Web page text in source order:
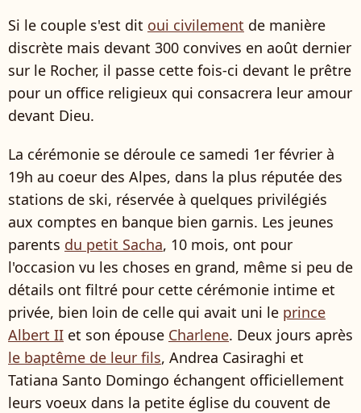
Si le couple s'est dit oui civilement de manière
discrète mais devant 300 convives en août dernier
sur le Rocher, il passe cette fois-ci devant le prêtre
pour un office religieux qui consacrera leur amour
devant Dieu.
La cérémonie se déroule ce samedi 1er février à
19h au coeur des Alpes, dans la plus réputée des
stations de ski, réservée à quelques privilégiés
aux comptes en banque bien garnis. Les jeunes
parents du petit Sacha, 10 mois, ont pour
l'occasion vu les choses en grand, même si peu de
détails ont filtré pour cette cérémonie intime et
privée, bien loin de celle qui avait uni le prince
Albert II et son épouse Charlene. Deux jours après
le baptême de leur fils, Andrea Casiraghi et
Tatiana Santo Domingo échangent officiellement
leurs voeux dans la petite église du couvent de